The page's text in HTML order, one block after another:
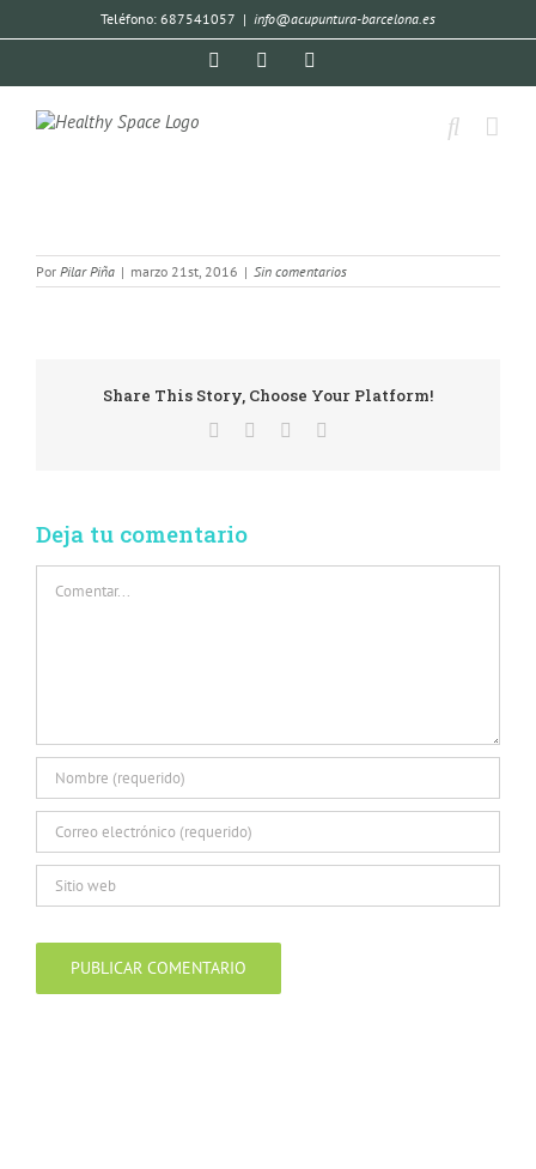
Teléfono: 687541057 | info@acupuntura-barcelona.es
Por Pilar Piña | marzo 21st, 2016 | Sin comentarios
Share This Story, Choose Your Platform!
Deja tu comentario